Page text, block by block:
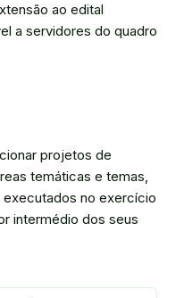
ao edital
a servidores do quadro
projetos de
temáticas e temas,
no exercício
intermédio dos seus